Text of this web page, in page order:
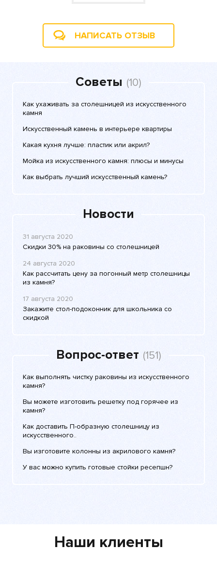
НАПИСАТЬ ОТЗЫВ
Советы (10)
Как ухаживать за столешницей из искусственного
камня
Искусственный камень в интерьере квартиры
Какая кухня лучше: пластик или акрил?
Мойка из искусственного камня: плюсы и минусы
Как выбрать лучший искусственный камень?
Новости
31 августа 2020
Скидки 30% на раковины со столешницей
24 августа 2020
Как рассчитать цену за погонный метр столешницы
из камня?
17 августа 2020
Закажите стол-подоконник для школьника со
скидкой
Вопрос-ответ (151)
Как выполнять чистку раковины из искусственного
камня?
Вы можете изготовить решетку под горячее из
камня?
Как доставить П-образную столешницу из
искусственного..
Вы изготовите колонны из акрилового камня?
У вас можно купить готовые стойки ресепшн?
Наши клиенты